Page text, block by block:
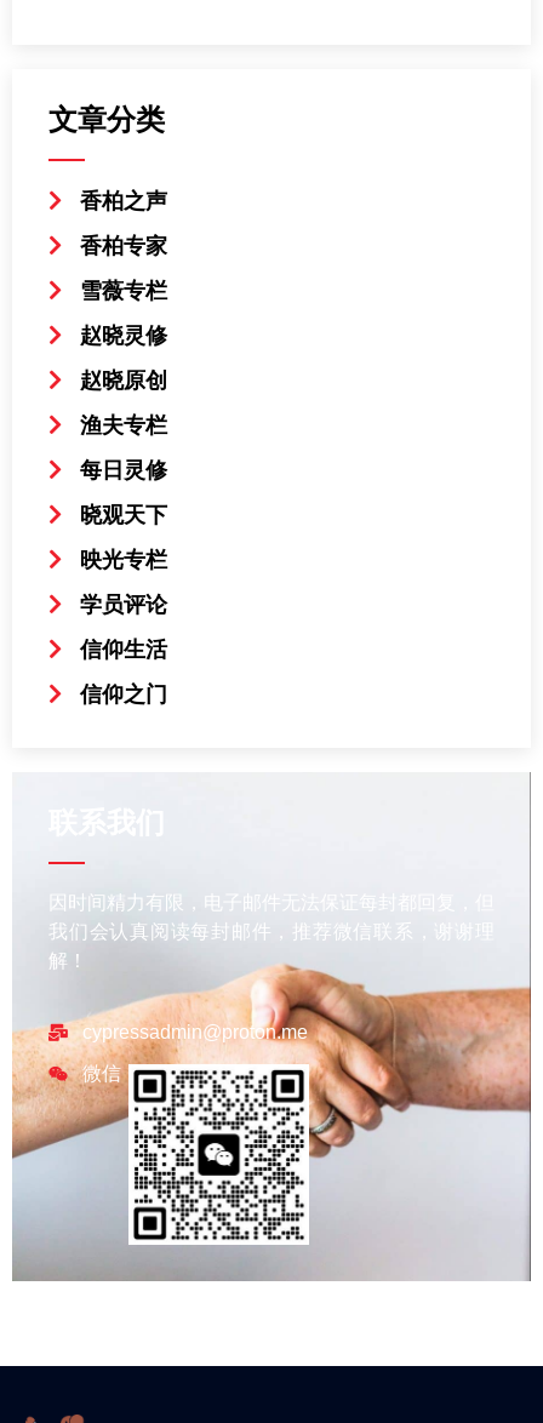
文章分类
香柏之声
香柏专家
雪薇专栏
赵晓灵修
赵晓原创
渔夫专栏
每日灵修
晓观天下
映光专栏
学员评论
信仰生活
信仰之门
因时间精力有限，电子邮件无法保证每封都回复，但
我们会认真阅读每封邮件，推荐微信联系，谢谢理
解！
cypressadmin@proton.me
微信